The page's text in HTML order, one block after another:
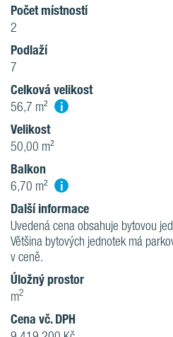
Počet místností
2
Podlaží
7
Celková velikost
56,7 m² i
Velikost
50,00 m²
Balkon
6,70 m² i
Další informace
Uvedená cena obsahuje bytovou
Většina bytových jednotek má
v ceně.
Úložný prostor
m2
Cena vč. DPH